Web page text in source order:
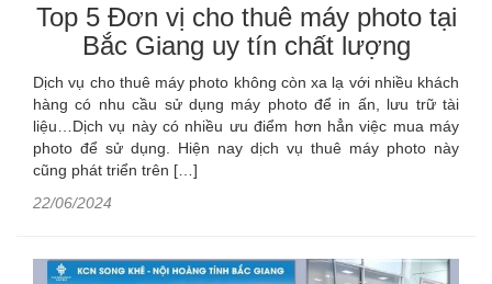
Top 5 Đơn vị cho thuê máy photo tại
Bắc Giang uy tín chất lượng
Dịch vụ cho thuê máy photo không còn xa lạ với nhiều khách
hàng có nhu cầu sử dụng máy photo để in ấn, lưu trữ tài
liệu…Dịch vụ này có nhiều ưu điểm hơn hẳn việc mua máy
photo để sử dụng. Hiện nay dịch vụ thuê máy photo này
cũng phát triển trên […]
22/06/2024